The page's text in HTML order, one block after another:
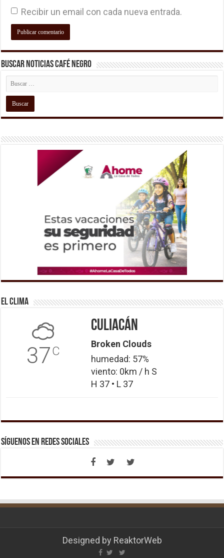
Recibir un email con cada nueva entrada.
Buscar Noticias Café Negro
El Clima
37C
Culiacán
Broken Clouds
humedad: 57%
viento: 0km / h S
H 37 • L 37
Síguenos en Redes Sociales
Designed by ReaktorWeb